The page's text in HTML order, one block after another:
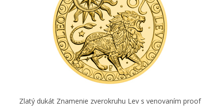
Zlatý dukát Znamenie zverokruhu Lev s venovaním proof